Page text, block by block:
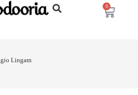
0
Lingam